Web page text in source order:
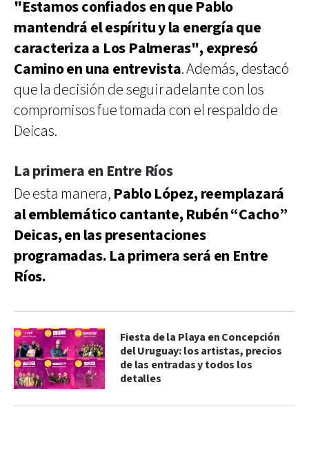
"Estamos confiados en que Pablo
mantendrá el espíritu y la energía que
caracteriza a Los Palmeras", expresó
Camino en una entrevista. Además, destacó
que la decisión de seguir adelante con los
compromisos fue tomada con el respaldo de
Deicas.
La primera en Entre Ríos
De esta manera, Pablo López, reemplazará
al emblemático cantante, Rubén “Cacho”
Deicas, en las presentaciones
programadas. La primera será en Entre
Ríos.
Fiesta de la Playa en Concepción
del Uruguay: los artistas, precios
de las entradas y todos los
detalles